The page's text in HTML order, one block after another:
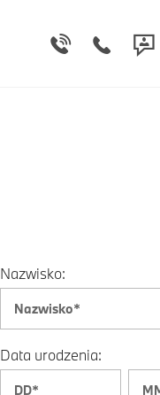
Nazwisko:
Data urodzenia: